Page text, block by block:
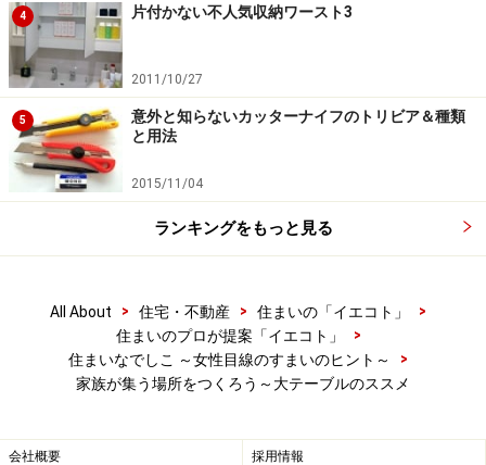
4 片付かない不人気収納ワースト3
2011/10/27
5
意外と知らないカッターナイフのトリビア＆種類
と用法
2015/11/04
ランキングをもっと見る
All About > 住宅・不動産 > 住まいの「イエコト」
>
住まいのプロが提案「イエコト」
>
住まいなでしこ ～女性目線のすまいのヒント～
>
家族が集う場所をつくろう～大テーブルのススメ
会社概要 採用情報